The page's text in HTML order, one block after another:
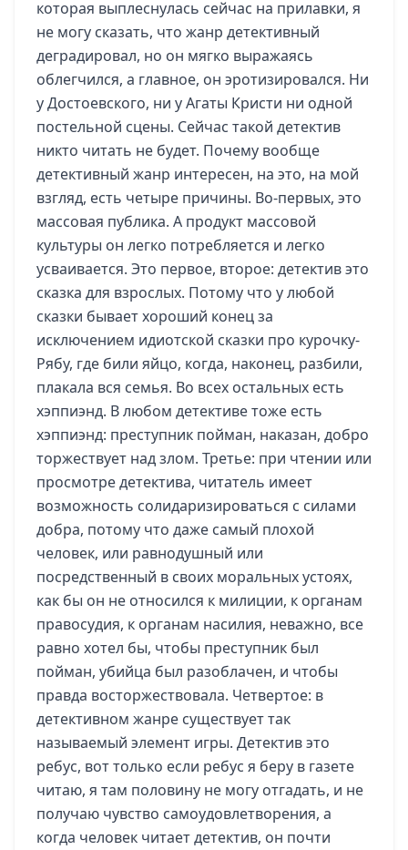
которая выплеснулась сейчас на прилавки, я
не могу сказать, что жанр детективный
деградировал, но он мягко выражаясь
облегчился, а главное, он эротизировался. Ни
у Достоевского, ни у Агаты Кристи ни одной
постельной сцены. Сейчас такой детектив
никто читать не будет. Почему вообще
детективный жанр интересен, на это, на мой
взгляд, есть четыре причины. Во-первых, это
массовая публика. А продукт массовой
культуры он легко потребляется и легко
усваивается. Это первое, второе: детектив это
сказка для взрослых. Потому что у любой
сказки бывает хороший конец за
исключением идиотской сказки про курочку-
Рябу, где били яйцо, когда, наконец, разбили,
плакала вся семья. Во всех остальных есть
хэппиэнд. В любом детективе тоже есть
хэппиэнд: преступник пойман, наказан, добро
торжествует над злом. Третье: при чтении или
просмотре детектива, читатель имеет
возможность солидаризироваться с силами
добра, потому что даже самый плохой
человек, или равнодушный или
посредственный в своих моральных устоях,
как бы он не относился к милиции, к органам
правосудия, к органам насилия, неважно, все
равно хотел бы, чтобы преступник был
пойман, убийца был разоблачен, и чтобы
правда восторжествовала. Четвертое: в
детективном жанре существует так
называемый элемент игры. Детектив это
ребус, вот только если ребус я беру в газете
читаю, я там половину не могу отгадать, и не
получаю чувство самоудовлетворения, а
когда человек читает детектив, он почти